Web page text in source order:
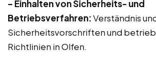
– Einhalten von Sicherheits- und
Betriebsverfahren:Verständnis
Sicherheitsvorschriften und
Richtlinien in Olfen.